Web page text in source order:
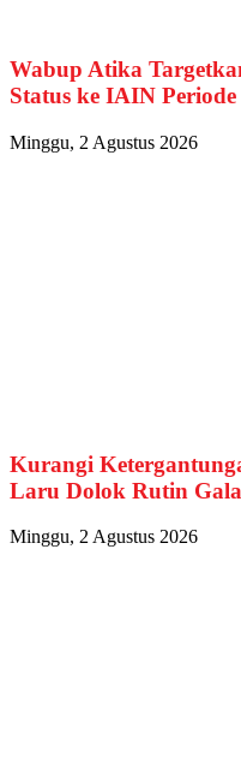
Wabup Atika
Status ke IAIN
Minggu, 2 Agustus 2026
Kurangi
Laru Dolok Rutin
Minggu, 2 Agustus 2026